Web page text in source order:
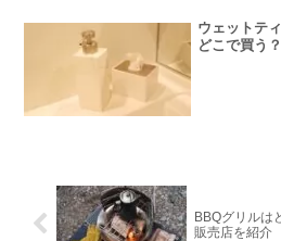
ウェットテ
どこで買う
BBQグリルは
販売店を紹介